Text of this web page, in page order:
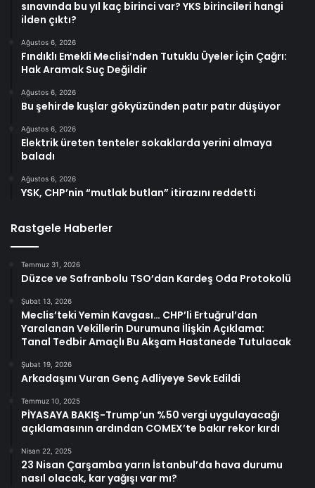
sınavında bu yıl kaç birinci var? YKS birincileri hangi
ilden çıktı?
Ağustos 6, 2026
Fındıklı Emekli Meclisi’nden Tutuklu Üyeler İçin Çağrı:
Hak Aramak Suç Değildir
Ağustos 6, 2026
Bu şehirde kuşlar gökyüzünden patır patır düşüyor
Ağustos 6, 2026
Elektrik üreten tenteler sokaklarda yerini almaya
baladı
Ağustos 6, 2026
YSK, CHP’nin “mutlak butlan” itirazını reddetti
Rastgele Haberler
Temmuz 31, 2026
Düzce ve Safranbolu TSO’dan Kardeş Oda Protokolü
Şubat 13, 2026
Meclis’teki Yemin Kavgası… CHP’li Ertuğrul’dan
Yaralanan Vekillerin Durumuna İlişkin Açıklama:
Tanal Tedbir Amaçlı Bu Akşam Hastanede Tutulacak
Şubat 19, 2026
Arkadaşını Vuran Genç Adliyeye Sevk Edildi
Temmuz 10, 2025
PİYASAYA BAKIŞ-Trump’un %50 vergi uygulayacağı
açıklamasının ardından COMEX’te bakır rekor kırdı
Nisan 22, 2025
23 Nisan Çarşamba yarın İstanbul’da hava durumu
nasıl olacak, kar yağışı var mı?